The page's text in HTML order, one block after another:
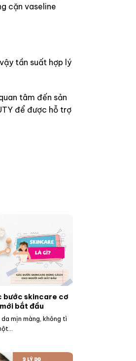
cặn vaseline
tần suất hợp lý
tâm đến sản
để được hỗ trợ
bước skincare cơ
bắt đầu
mịn màng, không tì